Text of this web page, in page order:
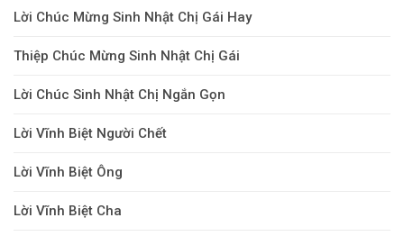
Lời Chúc Mừng Sinh Nhật Chị Gái Hay
Thiệp Chúc Mừng Sinh Nhật Chị Gái
Lời Chúc Sinh Nhật Chị Ngắn Gọn
Lời Vĩnh Biệt Người Chết
Lời Vĩnh Biệt Ông
Lời Vĩnh Biệt Cha